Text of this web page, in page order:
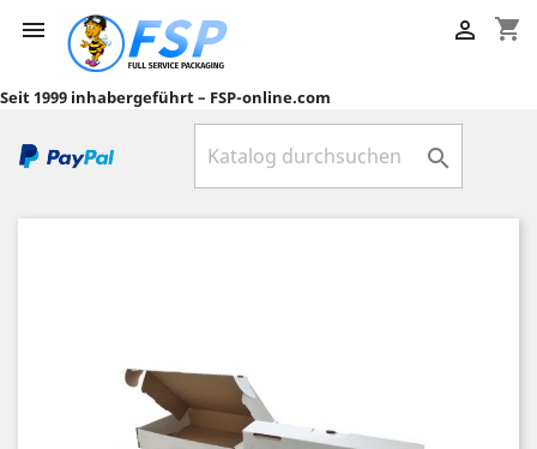
 shopping_cart

Seit 1999 inhabergeführt – FSP-online.com
